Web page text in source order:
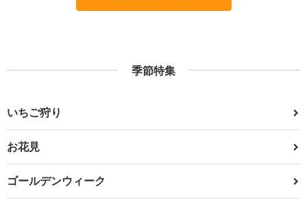
季節特集
いちご狩り
お花見
ゴールデンウィーク